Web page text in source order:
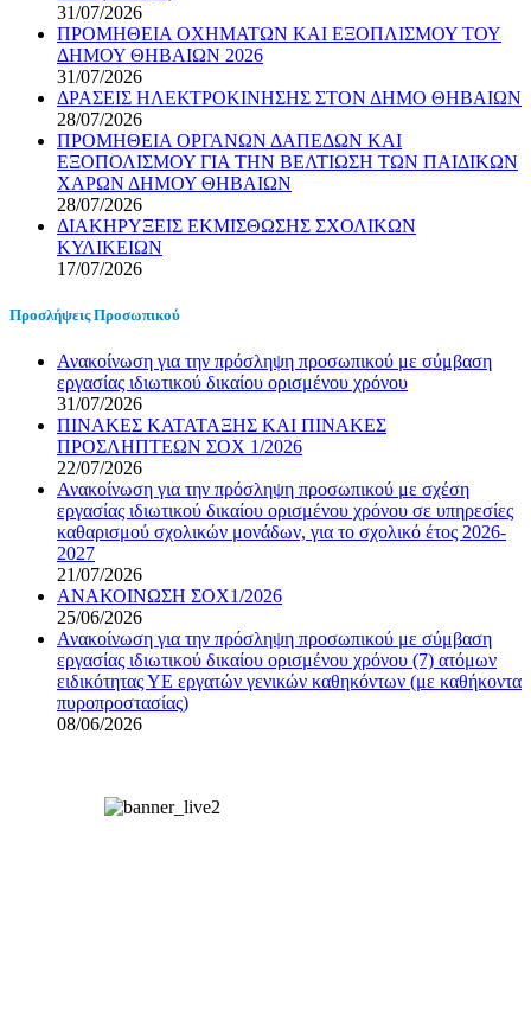
31/07/2026
ΠΡΟΜΗΘΕΙΑ ΟΧΗΜΑΤΩΝ ΚΑΙ ΕΞΟΠΛΙΣΜΟΥ ΤΟΥ
ΔΗΜΟΥ ΘΗΒΑΙΩΝ 2026
31/07/2026
ΔΡΑΣΕΙΣ ΗΛΕΚΤΡΟΚΙΝΗΣΗΣ ΣΤΟΝ ΔΗΜΟ ΘΗΒΑΙΩΝ
28/07/2026
ΠΡΟΜΗΘΕΙΑ ΟΡΓΑΝΩΝ ΔΑΠΕΔΩΝ ΚΑΙ
ΕΞΟΠΟΛΙΣΜΟΥ ΓΙΑ ΤΗΝ ΒΕΛΤΙΩΣΗ ΤΩΝ ΠΑΙΔΙΚΩΝ
ΧΑΡΩΝ ΔΗΜΟΥ ΘΗΒΑΙΩΝ
28/07/2026
ΔΙΑΚΗΡΥΞΕΙΣ ΕΚΜΙΣΘΩΣΗΣ ΣΧΟΛΙΚΩΝ
ΚΥΛΙΚΕΙΩΝ
17/07/2026
Προσλήψεις Προσωπικού
Ανακοίνωση για την πρόσληψη προσωπικού με σύμβαση
εργασίας ιδιωτικού δικαίου ορισμένου χρόνου
31/07/2026
ΠΙΝΑΚΕΣ ΚΑΤΑΤΑΞΗΣ ΚΑΙ ΠΙΝΑΚΕΣ
ΠΡΟΣΛΗΠΤΕΩΝ ΣΟΧ 1/2026
22/07/2026
Ανακοίνωση για την πρόσληψη προσωπικού με σχέση
εργασίας ιδιωτικού δικαίου ορισμένου χρόνου σε υπηρεσίες
καθαρισμού σχολικών μονάδων, για το σχολικό έτος 2026-
2027
21/07/2026
ΑΝΑΚΟΙΝΩΣΗ ΣΟΧ1/2026
25/06/2026
Ανακοίνωση για την πρόσληψη προσωπικού με σύμβαση
εργασίας ιδιωτικού δικαίου ορισμένου χρόνου (7) ατόμων
ειδικότητας ΥΕ εργατών γενικών καθηκόντων (με καθήκοντα
πυροπροστασίας)
08/06/2026